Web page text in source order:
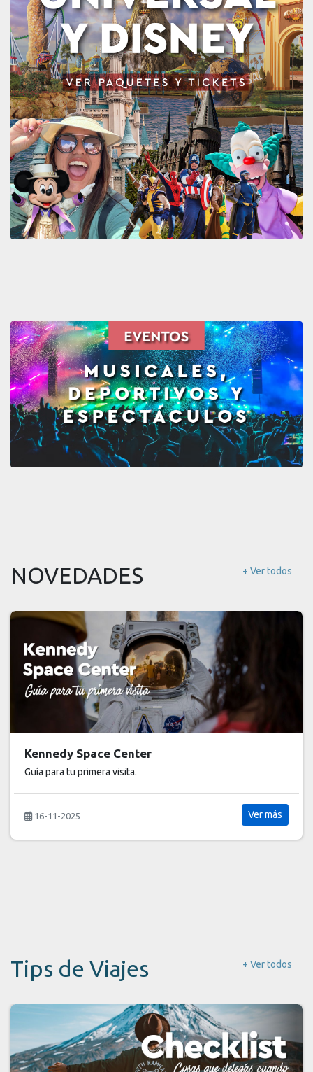
NOVEDADES + Ver todos
Cruceros 2026: las mejores promociones para
viajar bien y aprovechar oportunidades reales
Ver más
Tips de Viajes + Ver todos